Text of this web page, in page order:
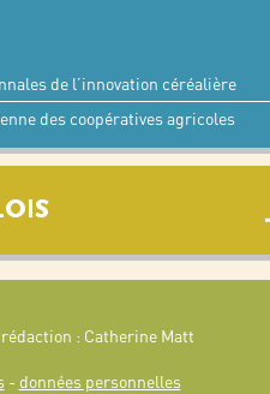
de l’innovation céréalière
des coopératives agricoles
: Catherine Matt
- données personnelles